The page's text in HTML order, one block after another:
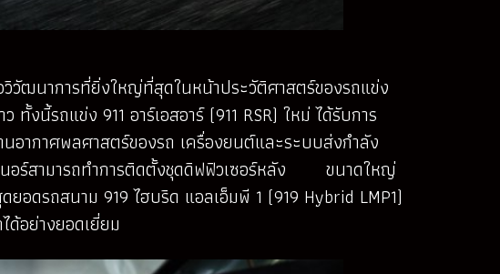
วัฒนาการที่ยิ่งใหญ่ที่สุดในหน้าประวัติศาสตร์ของรถแข่ง
งนี้รถแข่ง 911 อาร์เอสอาร์ (911 RSR) ใหม่ ได้รับการ
ากาศพลศาสตร์ของรถ เครื่องยนต์และระบบส่งกำลัง
อร์สามารถทำการติดตั้งชุดดิฟฟิวเซอร์หลัง ขนาดใหญ่
อดรถสนาม 919 ไฮบริด แอลเอ็มพี 1 (919 Hybrid LMP1)
อย่างยอดเยี่ยม